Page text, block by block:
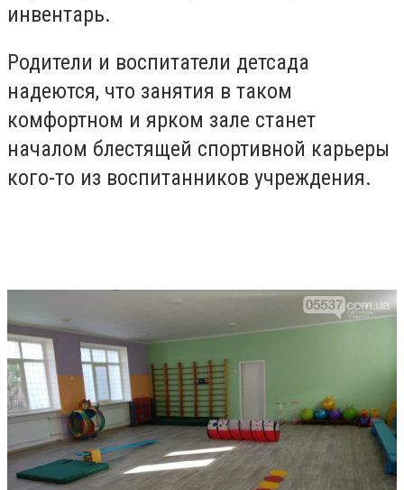
инвентарь.
Родители и воспитатели детсада
надеются, что занятия в таком
комфортном и ярком зале станет
началом блестящей спортивной карьеры
кого-то из воспитанников учреждения.